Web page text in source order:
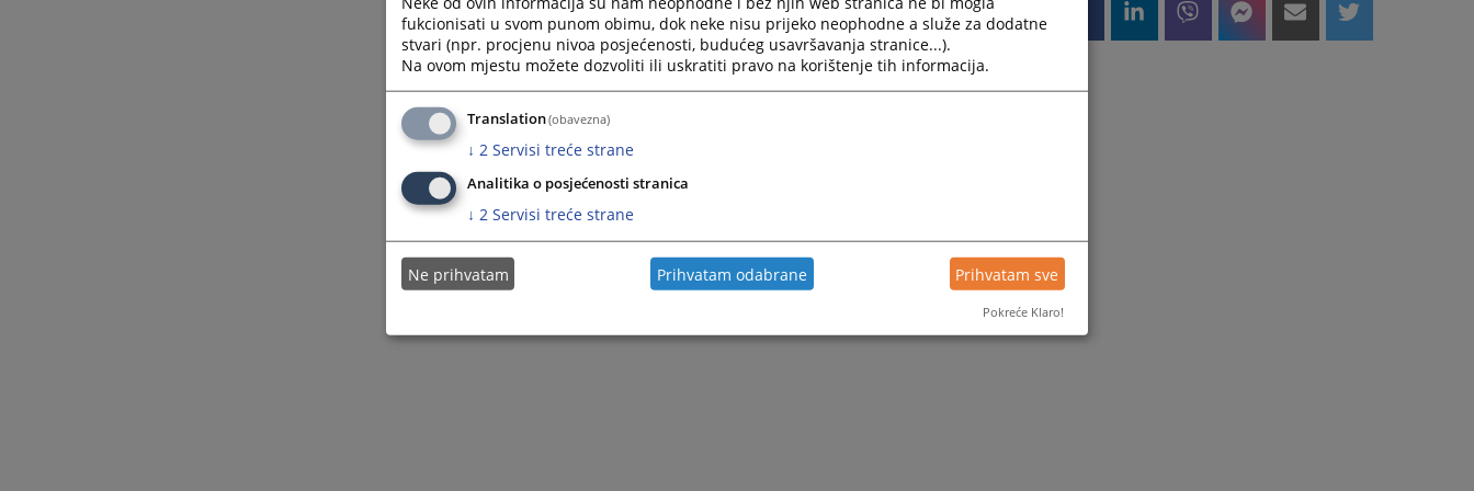
fukcionisati u svom punom obimu, dok neke nisu prijeko neophodne a služe za dodatne
stvari (npr. procjenu nivoa posjećenosti, budućeg usavršavanja stranice...).
Na ovom mjestu možete dozvoliti ili uskratiti pravo na korištenje tih informacija.
Translation(obavezna)
↓ 2 Servisi treće strane
Analitika o posjećenosti stranica
↓ 2 Servisi treće strane
Ne prihvatam Prihvatam odabrane Prihvatam sve
Pokreće Klaro!